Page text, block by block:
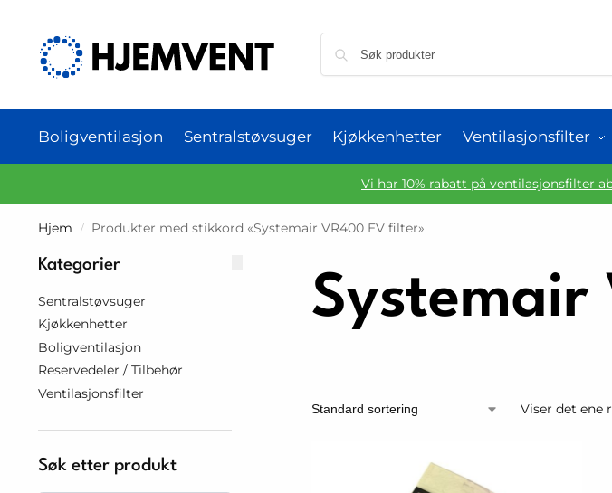
Boligventilasjon Sentralstøvsuger Kjøkkenhetter Ventilasjonsfilter
Vi har 10% rabatt på ventilasjonsfilter
Hjem / Produkter med stikkord «Systemair VR400 EV filter»
Systemair
Viser det ene
Kategorier
Sentralstøvsuger
Kjøkkenhetter
Boligventilasjon
Reservedeler / Tilbehør
Ventilasjonsfilter
Søk etter produkt